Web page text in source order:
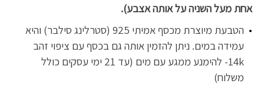
אחת מעל השניה על אותה אצבע).
הטבעת מיוצרת מכסף אמיתי 925 (סטרלינג סילבר) והיא
עמידה במים. ניתן להזמין אותה גם בכסף עם ציפוי זהב
14k- להימנע ממגע עם מים (עד 21 ימי עסקים כולל
משלוח)